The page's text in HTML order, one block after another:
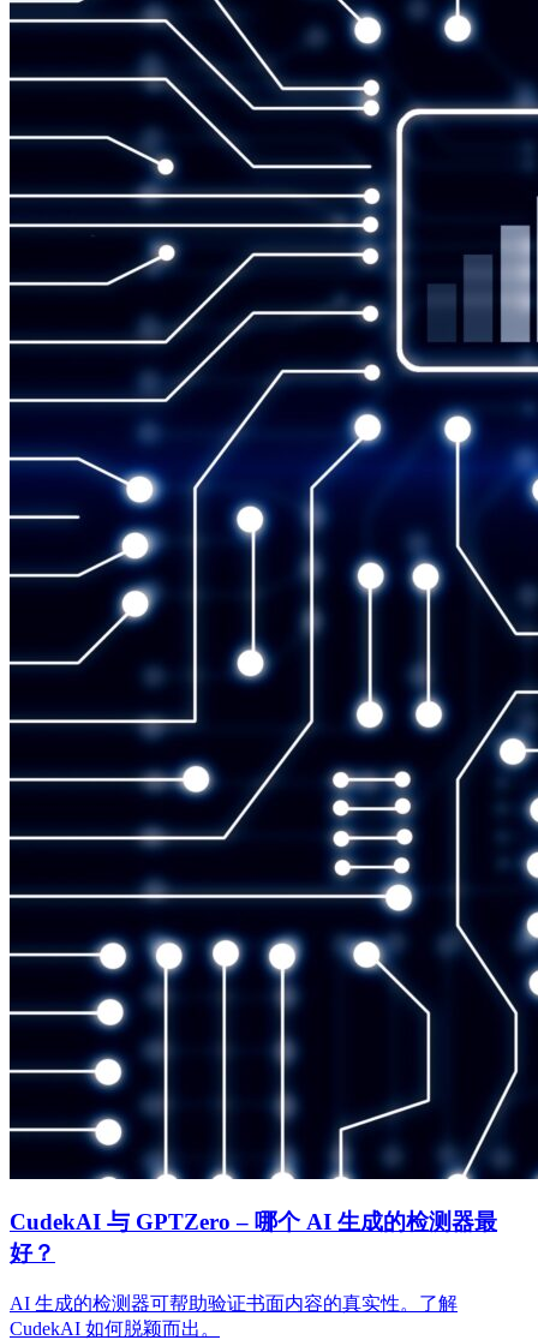
CudekAI 与 GPTZero – 哪个 AI 生成的检测器最
好？
AI 生成的检测器可帮助验证书面内容的真实性。了解
CudekAI 如何脱颖而出。